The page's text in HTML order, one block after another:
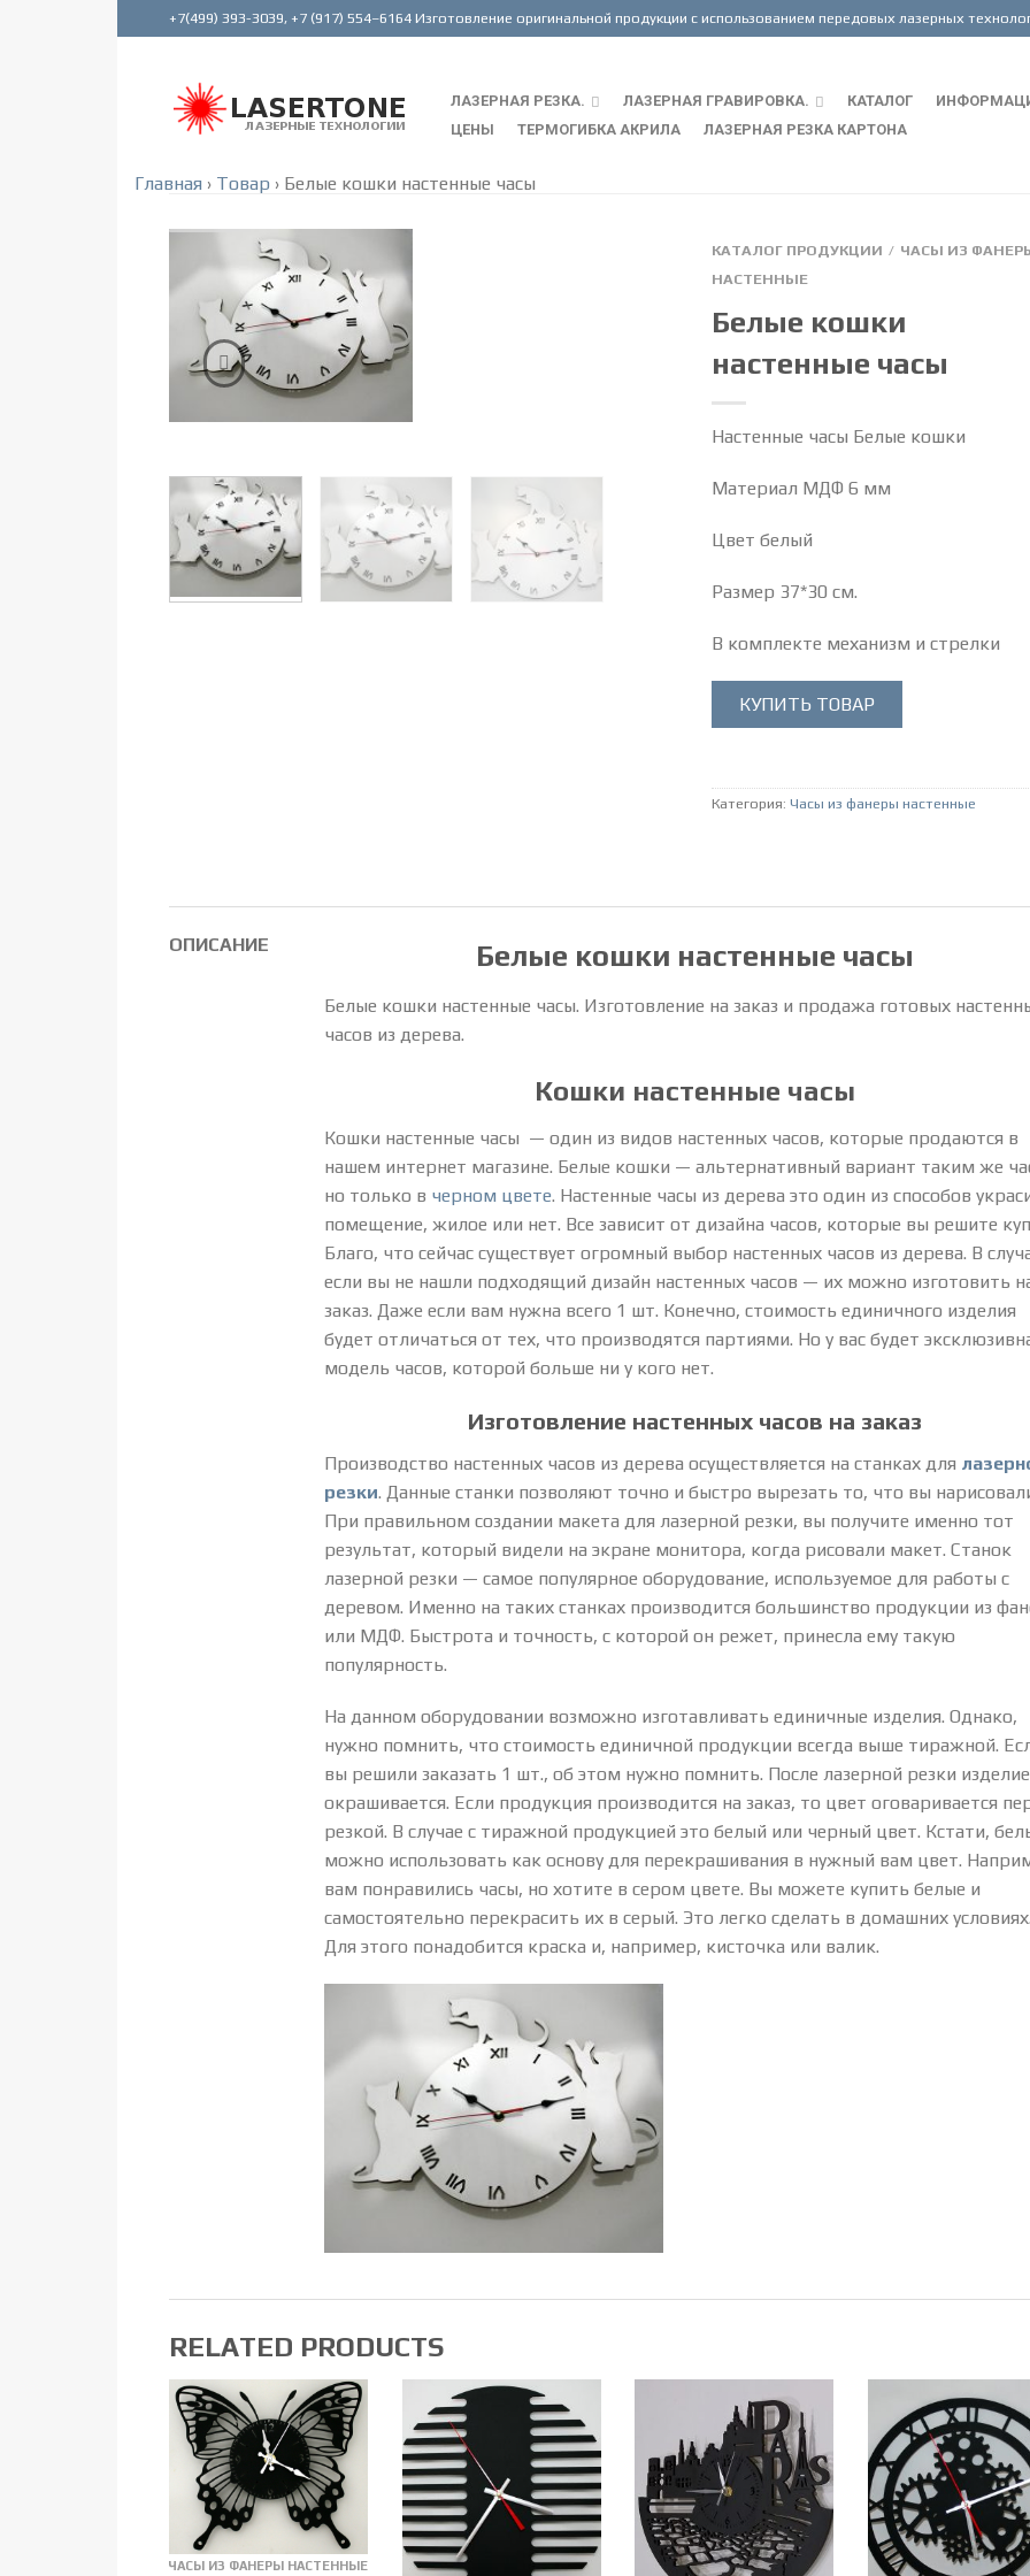
ЛАЗЕРНАЯ РЕЗКА. ЛАЗЕРНАЯ ГРАВИРОВКА. КАТАЛОГ
ЦЕНЫ
ТЕРМОГИБКА АКРИЛА ЛАЗЕРНАЯ РЕЗКА КАРТОНА
Главная › Товар › Белые кошки настенные часы
КАТАЛОГ ПРОДУКЦИИ / ЧАСЫ ИЗ
НАСТЕННЫЕ
Белые кошки
настенные часы
Настенные часы Белые кошки
Материал МДФ 6 мм
Цвет белый
Размер 37*30 см.
В комплекте механизм и стрелки
КУПИТЬ ТОВАР
Категория:Часы из фанеры настенные
ОПИСАНИЕ Белые кошки настенные часы
Белые кошки настенные часы. Изготовление на заказ и продажа готовых
часов из дерева.
Кошки настенные часы
Кошки настенные часы — один из видов настенных часов, которые продаются в
нашем интернет магазине. Белые кошки — альтернативный вариант таким же
но только в черном цвете. Настенные часы из дерева это один из способов
помещение, жилое или нет. Все зависит от дизайна часов, которые вы решите
Благо, что сейчас существует огромный выбор настенных часов из дерева. В
если вы не нашли подходящий дизайн настенных часов — их можно изготовить
заказ. Даже если вам нужна всего 1 шт. Конечно, стоимость единичного изделия
будет отличаться от тех, что производятся партиями. Но у вас будет
модель часов, которой больше ни у кого нет.
Изготовление настенных часов на заказ
Производство настенных часов из дерева осуществляется на станках для
резки. Данные станки позволяют точно и быстро вырезать то, что вы
При правильном создании макета для лазерной резки, вы получите именно тот
результат, который видели на экране монитора, когда рисовали макет. Станок
лазерной резки — самое популярное оборудование, используемое для работы с
деревом. Именно на таких станках производится большинство продукции из
или МДФ. Быстрота и точность, с которой он режет, принесла ему такую
популярность.
На данном оборудовании возможно изготавливать единичные изделия. Однако,
нужно помнить, что стоимость единичной продукции всегда выше тиражной.
вы решили заказать 1 шт., об этом нужно помнить. После лазерной резки изделие
окрашивается. Если продукция производится на заказ, то цвет оговаривается
резкой. В случае с тиражной продукцией это белый или черный цвет. Кстати,
можно использовать как основу для перекрашивания в нужный вам цвет.
вам понравились часы, но хотите в сером цвете. Вы можете купить белые и
самостоятельно перекрасить их в серый. Это легко сделать в домашних условиях.
Для этого понадобится краска и, например, кисточка или валик.
RELATED PRODUCTS
ЧАСЫ ИЗ ФАНЕРЫ НАСТЕННЫЕ